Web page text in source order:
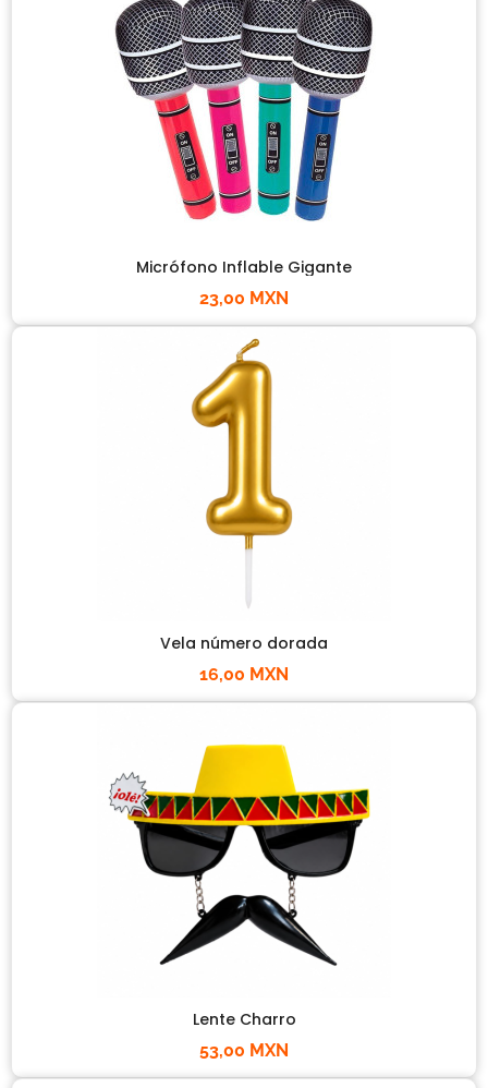
Micrófono Inflable Gigante
23,00 MXN
Vela número dorada
16,00 MXN
Lente Charro
53,00 MXN